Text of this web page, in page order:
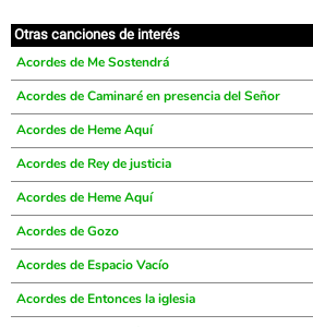
Otras canciones de interés
Acordes de Me Sostendrá
Acordes de Caminaré en presencia del Señor
Acordes de Heme Aquí
Acordes de Rey de justicia
Acordes de Heme Aquí
Acordes de Gozo
Acordes de Espacio Vacío
Acordes de Entonces la iglesia